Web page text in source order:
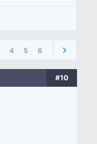
4 5 6
#10